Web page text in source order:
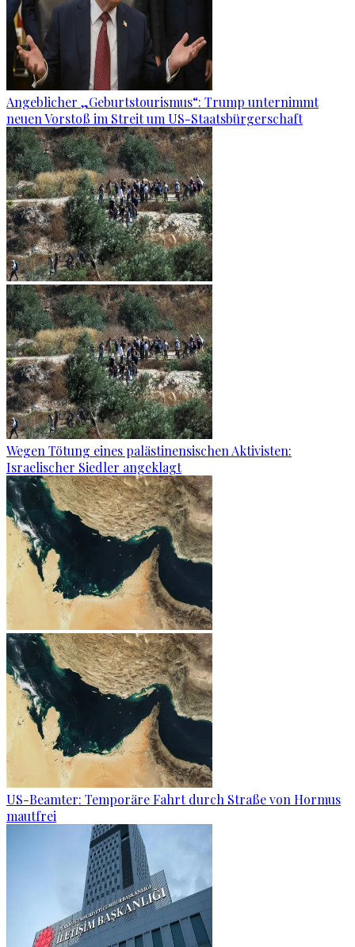
Angeblicher „Geburtstourismus“: Trump unternimmt
neuen Vorstoß im Streit um US-Staatsbürgerschaft
Wegen Tötung eines palästinensischen Aktivisten:
Israelischer Siedler angeklagt
US-Beamter: Temporäre Fahrt durch Straße von Hormus
mautfrei